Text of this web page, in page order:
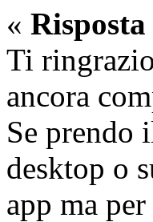
«
Ti
ancora
Se
desktop o
app ma